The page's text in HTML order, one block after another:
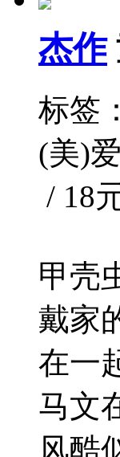
杰作
标签
(美)
/ 18
甲壳
戴家
在一
马文
风酷